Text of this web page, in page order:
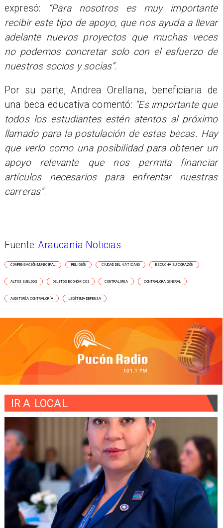
expresó:
“Para nosotros es muy importante
recibir este tipo de apoyo, que nos ayuda a llevar
adelante nuevos proyectos que muchas veces
no podemos concretar solo con el esfuerzo de
nuestros socios y socias”.
Por su parte, Andrea Orellana, beneficiaria de
una beca educativa comentó: “Es importante que
todos los estudiantes estén atentos al próximo
llamado para la postulación de estas becas. Hay
que verlo como una posibilidad para obtener un
apoyo relevante que nos permita financiar
artículos necesarios para enfrentar nuestras
carreras”.
Fuente:Araucanía Noticias
COMPENSACIÓN MUNICIPAL RELIGIÓN CIUDAD DEL VATICANO ESCUCHA SU CORAZÓN
ALTOS SUELDOS DELITOS ECONÓMICOS CONTRALORIA CONTRALORA GENERAL
AUDITORÍA CONTRALORÍA LEGÍTIMA DEFENSA
IR A LOCAL